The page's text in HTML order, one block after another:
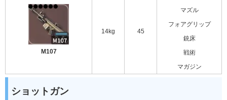
M107
14kg 45
マズル
フォアグリップ
銃床
戦術
マガジン
ショットガン